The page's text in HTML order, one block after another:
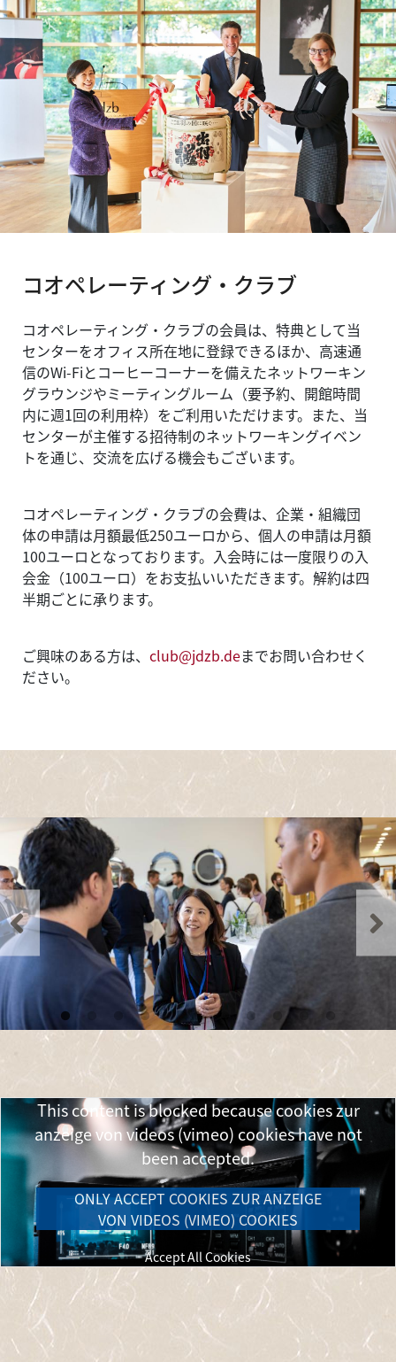
コオペレーティング・クラブ
コオペレーティング・クラブの会員は、特典として当
センターをオフィス所在地に登録できるほか、高速通
信のWi-Fiとコーヒーコーナーを備えたネットワーキン
グラウンジやミーティングルーム（要予約、開館時間
内に週1回の利用枠）をご利用いただけます。また、当
センターが主催する招待制のネットワーキングイベン
トを通じ、交流を広げる機会もございます。
コオペレーティング・クラブの会費は、企業・組織団
体の申請は月額最低250ユーロから、個人の申請は月額
100ユーロとなっております。入会時には一度限りの入
会金（100ユーロ）をお支払いいただきます。解約は四
半期ごとに承ります。
ご興味のある方は、 club@jdzb.deまでお問い合わせく
ださい。
Remote video URL
This content is blocked because cookies zur
anzeige von videos (vimeo) cookies have not
been accepted.
ONLY ACCEPT COOKIES ZUR ANZEIGE
VON VIDEOS (VIMEO) COOKIES
Accept All Cookies